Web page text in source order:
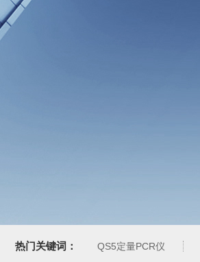
热门关键词： QS5定量PCR仪